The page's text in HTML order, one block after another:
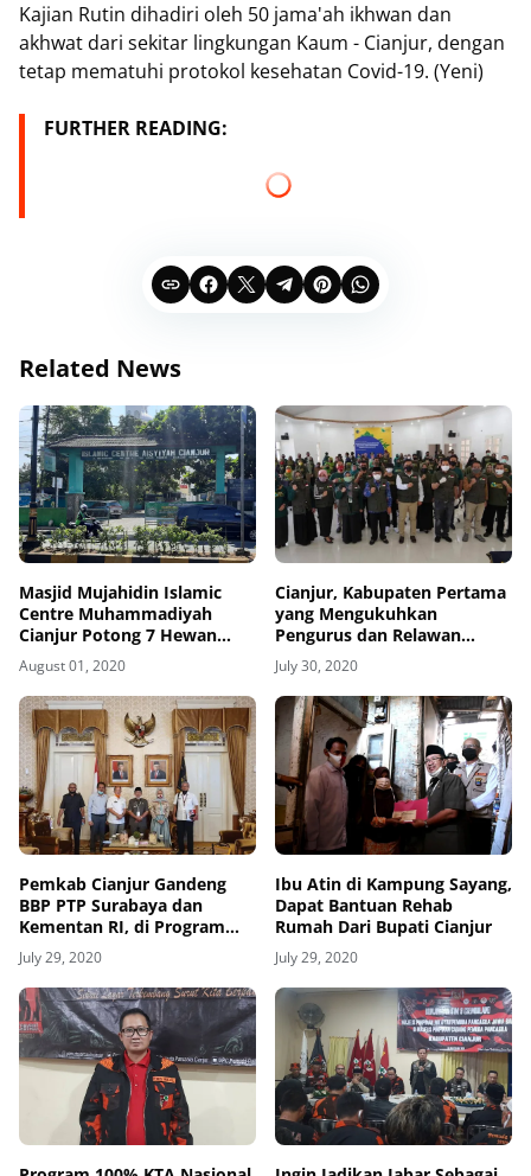
Kajian Rutin dihadiri oleh 50 jama'ah ikhwan dan
akhwat dari sekitar lingkungan Kaum - Cianjur, dengan
tetap mematuhi protokol kesehatan Covid-19. (Yeni)
FURTHER READING:
Related News
Masjid Mujahidin Islamic
Centre Muhammadiyah
Cianjur Potong 7 Hewan
Kurban
August 01, 2020
Cianjur, Kabupaten Pertama
yang Mengukuhkan
Pengurus dan Relawan
JABAR BERGERAK
July 30, 2020
Pemkab Cianjur Gandeng
BBP PTP Surabaya dan
Kementan RI, di Program
Pemberdayaan Petani Kopi
July 29, 2020
Ibu Atin di Kampung Sayang,
Dapat Bantuan Rehab
Rumah Dari Bupati Cianjur
July 29, 2020